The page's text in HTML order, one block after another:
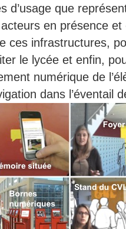
d’usage que
en présence
ces infrastructures,
le lycée et enfin,
numérique de
dans l’éventail